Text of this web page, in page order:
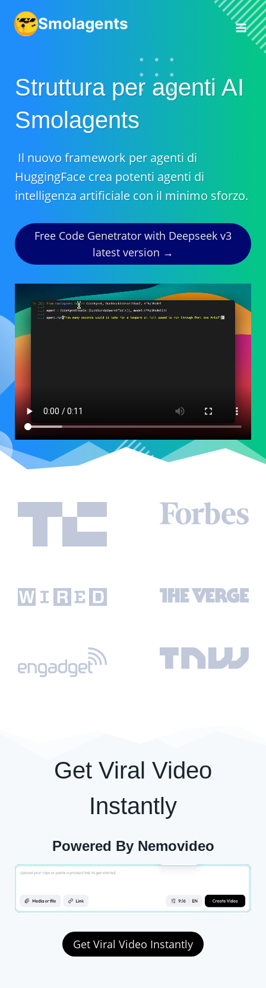
contenuto
Smolagents
Struttura per agenti AI
Smolagents
Il nuovo framework per agenti di
HuggingFace crea potenti agenti di
intelligenza artificiale con il minimo sforzo.
Free Code Genetrator with Deepseek v3
latest version →
Get Viral Video
Instantly
Powered By Nemovideo
Get Viral Video Instantly